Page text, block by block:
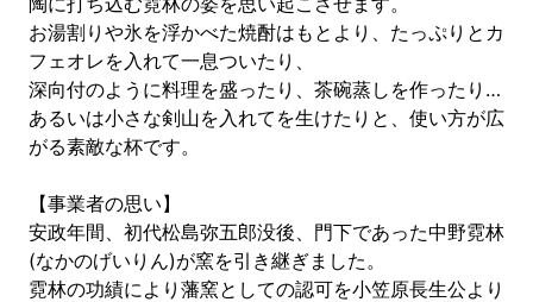
お湯割りや氷を浮かべた焼酎はもとより、たっぷりとカ
フェオレを入れて一息ついたり、
深向付のように料理を盛ったり、茶碗蒸しを作ったり…
あるいは小さな剣山を入れてを生けたりと、使い方が広
がる素敵な杯です。
【事業者の思い】
安政年間、初代松島弥五郎没後、門下であった中野霓林
(なかのげいりん)が窯を引き継ぎました。
霓林の功績により藩窯としての認可を小笠原長生公より